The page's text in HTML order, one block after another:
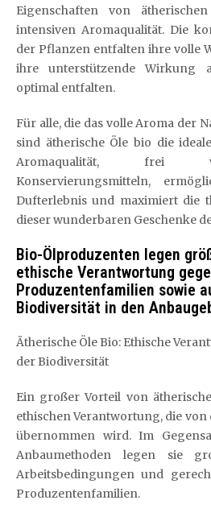
Eigenschaften von
intensiven Aromaqualität. Die
der Pflanzen entfalten ihre volle
ihre unterstützende Wirkung
optimal entfalten.
Für alle, die das volle Aroma der
sind ätherische Öle bio die
Aromaqualität, frei
Konservierungsmitteln,
Dufterlebnis und maximiert die
dieser wunderbaren Geschenke
Bio-Ölproduzenten legen
ethische Verantwortung
Produzentenfamilien sowie
Biodiversität in den
Ätherische Öle Bio: Ethische
der Biodiversität
Ein großer Vorteil von
ethischen Verantwortung, die
übernommen wird. Im
Anbaumethoden legen sie
Arbeitsbedingungen und
Produzentenfamilien.